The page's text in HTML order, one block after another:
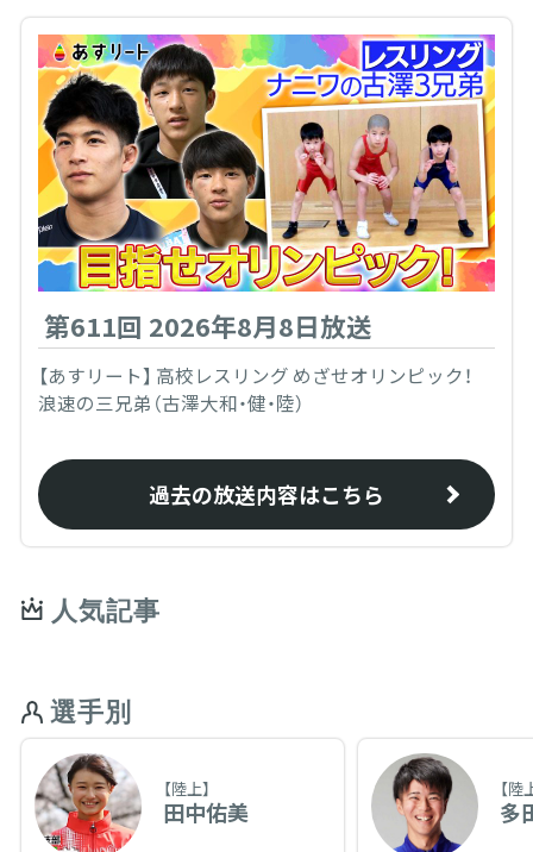
第611回 2026年8月8日放送
【あすリート】 高校レスリング めざせオリンピック！
浪速の三兄弟（古澤大和・健・陸）
過去の放送内容はこちら
人気記事
選手別
【陸上】
田中佑美
【陸
多